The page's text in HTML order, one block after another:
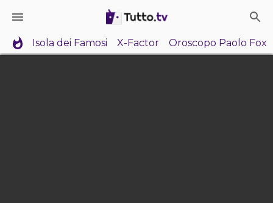
Isola dei Famosi X-Factor Oroscopo Paolo Fox